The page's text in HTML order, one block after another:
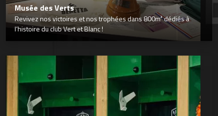
Musée des Verts
Revivez nos victoires et nos trophées dans 800m² dédiés à
l’histoire du club Vert et Blanc !